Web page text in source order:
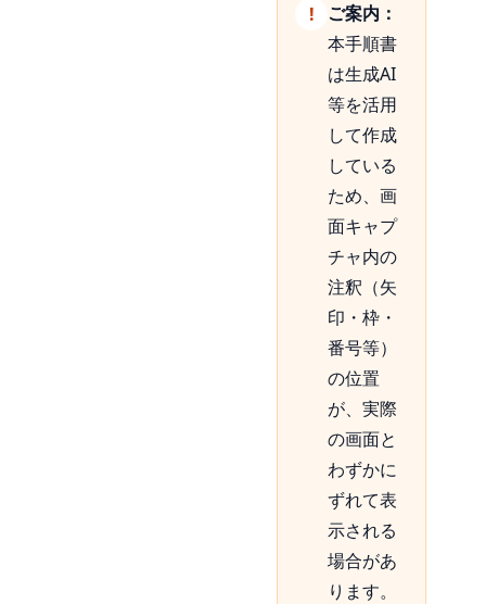
ご案内：
本手順書
は生成AI
等を活用
して作成
している
ため、画
面キャプ
チャ内の
注釈（矢
印・枠・
番号等）
の位置
が、実際
の画面と
わずかに
ずれて表
示される
場合があ
ります。